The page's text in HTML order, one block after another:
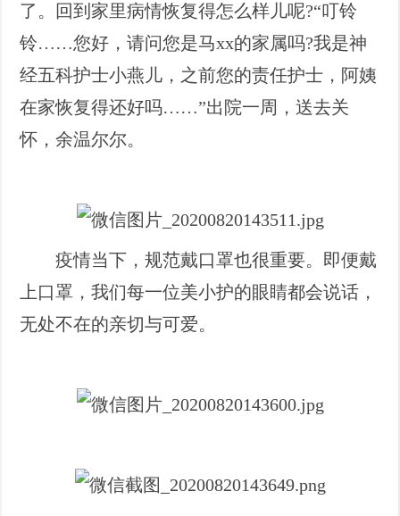
了。回到家里病情恢复得怎么样儿呢?“叮铃
铃……您好，请问您是马xx的家属吗?我是神
经五科护士小燕儿，之前您的责任护士，阿姨
在家恢复得还好吗……”出院一周，送去关
怀，余温尔尔。
疫情当下，规范戴口罩也很重要。即便戴
上口罩，我们每一位美小护的眼睛都会说话，
无处不在的亲切与可爱。